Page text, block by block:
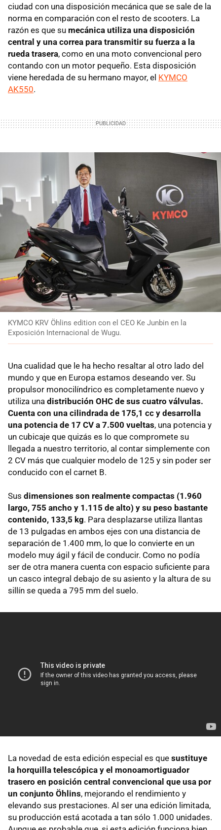
ciudad con una disposición mecánica que se sale de la
norma en comparación con el resto de scooters. La
razón es que su mecánica utiliza una disposición
central y una correa para transmitir su fuerza a la
rueda trasera, como en una moto convencional pero
contando con un motor pequeño. Esta disposición
viene heredada de su hermano mayor, el KYMCO
AK550.
KYMCO KRV Öhlins edition con el CEO Ke Junbin en la
Exposición Internacional de Wugu.
Una cualidad que le ha hecho resaltar al otro lado del
mundo y que en Europa estamos deseando ver. Su
propulsor monocilíndrico es completamente nuevo y
utiliza una distribución OHC de sus cuatro válvulas.
Cuenta con una cilindrada de 175,1 cc y desarrolla
una potencia de 17 CV a 7.500 vueltas, una potencia y
un cubicaje que quizás es lo que compromete su
llegada a nuestro territorio, al contar simplemente con
2 CV más que cualquier modelo de 125 y sin poder ser
conducido con el carnet B.
Sus dimensiones son realmente compactas (1.960
largo, 755 ancho y 1.115 de alto) y su peso bastante
contenido, 133,5 kg. Para desplazarse utiliza llantas
de 13 pulgadas en ambos ejes con una distancia de
separación de 1.400 mm, lo que lo convierte en un
modelo muy ágil y fácil de conducir. Como no podía
ser de otra manera cuenta con espacio suficiente para
un casco integral debajo de su asiento y la altura de su
sillín se queda a 795 mm del suelo.
La novedad de esta edición especial es que sustituye
la horquilla telescópica y el monoamortiguador
trasero en posición central convencional que usa por
un conjunto Öhlins, mejorando el rendimiento y
elevando sus prestaciones. Al ser una edición limitada,
su producción está acotada a tan sólo 1.000 unidades.